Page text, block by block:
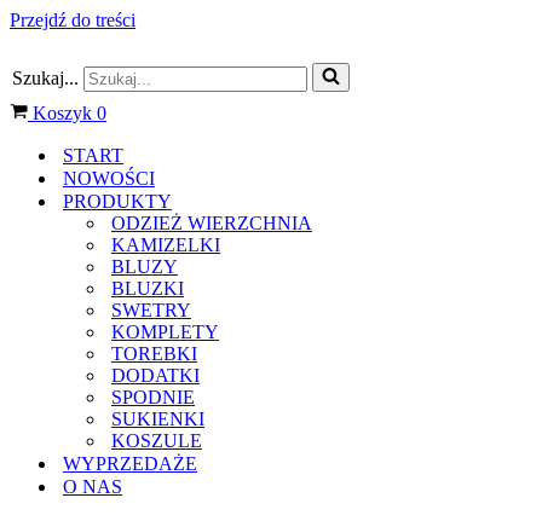
Przejdź do treści
Szukaj...
Koszyk 0
START
NOWOŚCI
PRODUKTY
ODZIEŻ WIERZCHNIA
KAMIZELKI
BLUZY
BLUZKI
SWETRY
KOMPLETY
TOREBKI
DODATKI
SPODNIE
SUKIENKI
KOSZULE
WYPRZEDAŻE
O NAS